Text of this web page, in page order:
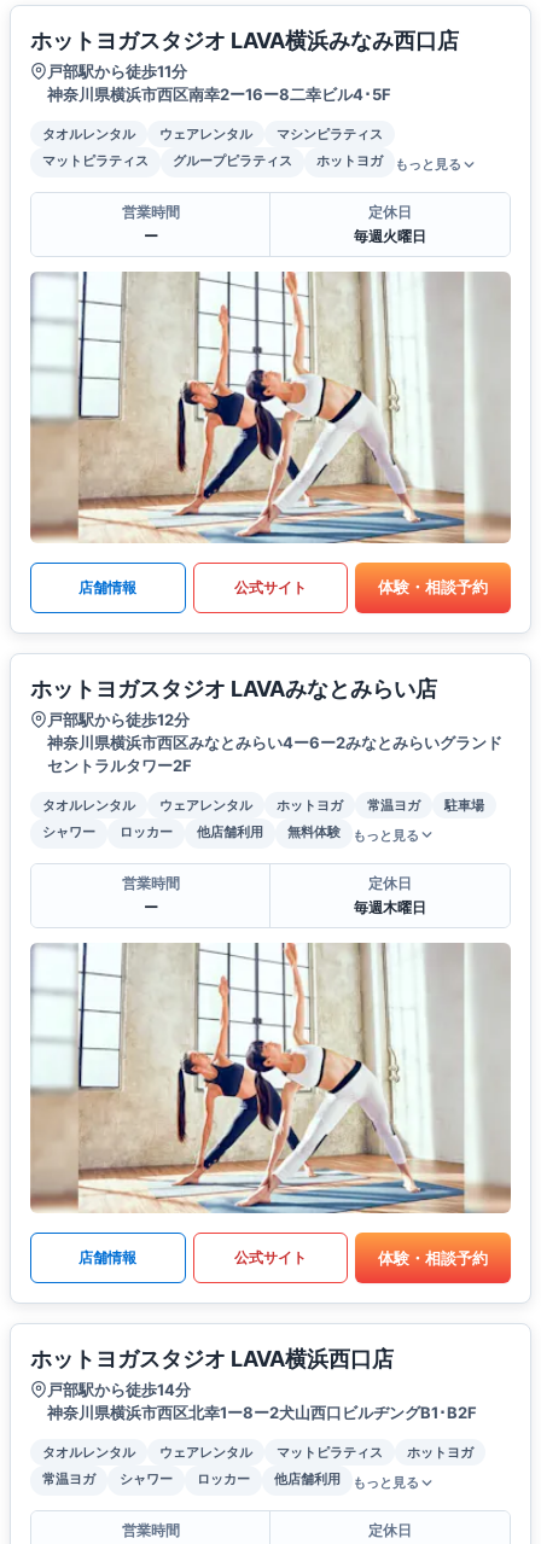
ホットヨガスタジオ LAVA横浜みなみ西口店
戸部駅から徒歩11分
神奈川県横浜市西区南幸2ー16ー8二幸ビル4･5F
タオルレンタル ウェアレンタル
マシンピラティス
マットピラティス
グループピラティス ホットヨガ もっと見る
営業時間
ー
定休日
毎週火曜日
店舗情報 公式サイト 体験・相談予約
ホットヨガスタジオ LAVAみなとみらい店
戸部駅から徒歩12分
神奈川県横浜市西区みなとみらい4ー6ー2みなとみらいグランド
セントラルタワー2F
タオルレンタル ウェアレンタル ホットヨガ 常温ヨガ
駐車場
シャワー
ロッカー 他店舗利用 無料体験 もっと見る
営業時間
ー
定休日
毎週木曜日
店舗情報 公式サイト 体験・相談予約
ホットヨガスタジオ LAVA横浜西口店
戸部駅から徒歩14分
神奈川県横浜市西区北幸1ー8ー2犬山西口ビルヂングB1･B2F
タオルレンタル ウェアレンタル マットピラティス
ホットヨガ
常温ヨガ
シャワー ロッカー 他店舗利用 もっと見る
営業時間
定休日